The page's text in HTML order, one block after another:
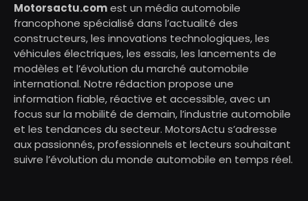
Motorsactu.comest un média automobile
francophone spécialisé dans l’actualité des
constructeurs, les innovations technologiques, les
véhicules électriques, les essais, les lancements de
modèles et l’évolution du marché automobile
international. Notre rédaction propose une
information fiable, réactive et accessible, avec un
focus sur la mobilité de demain, l’industrie automobile
et les tendances du secteur. MotorsActu s’adresse
aux passionnés, professionnels et lecteurs souhaitant
suivre l’évolution du monde automobile en temps réel.